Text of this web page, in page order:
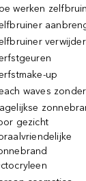
werken
up
waves
gezicht